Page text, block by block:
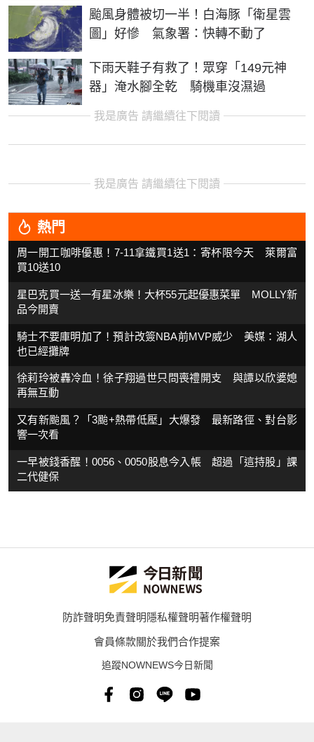
颱風身體被切一半！白海豚「衛星雲
圖」好慘 氣象署：快轉不動了
下雨天鞋子有救了！眾穿「149元神
器」淹水腳全乾 騎機車沒濕過
我是廣告 請繼續往下閱讀
我是廣告 請繼續往下閱讀
熱門
周一開工咖啡優惠！7-11拿鐵買1送1：寄杯限今天 萊爾富
買10送10
星巴克買一送一有星冰樂！大杯55元起優惠菜單 MOLLY新
品今開賣
騎士不要庫明加了！預計改簽NBA前MVP威少 美媒：湖人
也已經攤牌
徐莉玲被轟冷血！徐子翔過世只問喪禮開支 與譚以欣婆媳
再無互動
又有新颱風？「3颱+熱帶低壓」大爆發 最新路徑、對台影
響一次看
一早被錢香醒！0056、0050股息今入帳 超過「這持股」課
二代健保
防詐聲明免責聲明隱私權聲明著作權聲明
會員條款關於我們合作提案
追蹤NOWNEWS今日新聞